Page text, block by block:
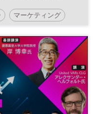
マーケティング
経オンラインセミナー